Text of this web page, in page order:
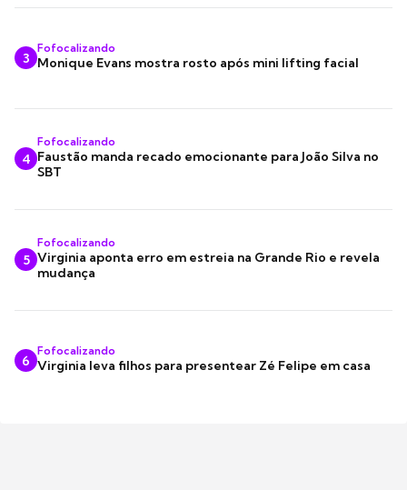
3
Fofocalizando
Monique Evans mostra rosto após mini lifting facial
4
Fofocalizando
Faustão manda recado emocionante para João Silva no
SBT
5
Fofocalizando
Virginia aponta erro em estreia na Grande Rio e revela
mudança
6
Fofocalizando
Virginia leva filhos para presentear Zé Felipe em casa